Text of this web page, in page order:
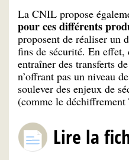
La CNIL propose
pour ces différents
proposent de réaliser un
fins de sécurité. En effet,
entraîner des transferts
n’offrant pas un niveau
soulever des enjeux de
(comme le déchiffrement
Lire la